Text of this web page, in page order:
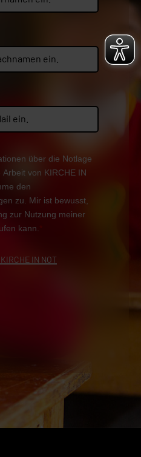
über die Notlage
von KIRCHE IN
den
zu. Mir ist bewusst,
zur Nutzung meiner
kann. *
IN NOT